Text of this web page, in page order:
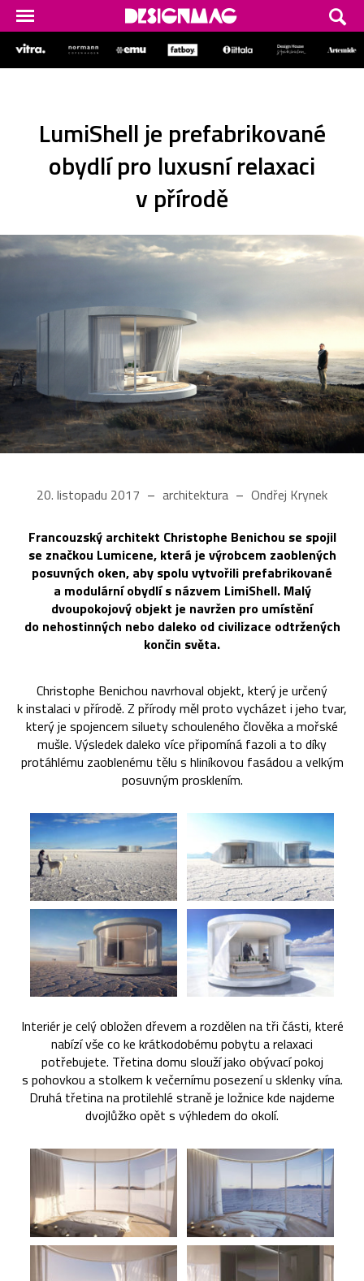
LumiShell je prefabrikované
obydlí pro luxusní relaxaci
v přírodě
20. listopadu 2017 architektura Ondřej Krynek
Francouzský architekt Christophe Benichou se spojil
se značkou Lumicene, která je výrobcem zaoblených
posuvných oken, aby spolu vytvořili prefabrikované
a modulární obydlí s názvem LimiShell. Malý
dvoupokojový objekt je navržen pro umístění
do nehostinných nebo daleko od civilizace odtržených
končin světa.
Christophe Benichou navrhoval objekt, který je určený
k instalaci v přírodě. Z přírody měl proto vycházet i jeho tvar,
který je spojencem siluety schouleného člověka a mořské
mušle. Výsledek daleko více připomíná fazoli a to díky
protáhlému zaoblenému tělu s hliníkovou fasádou a velkým
posuvným prosklením.
Interiér je celý obložen dřevem a rozdělen na tři části, které
nabízí vše co ke krátkodobému pobytu a relaxaci
potřebujete. Třetina domu slouží jako obývací pokoj
s pohovkou a stolkem k večernímu posezení u sklenky vína.
Druhá třetina na protilehlé straně je ložnice kde najdeme
dvojlůžko opět s výhledem do okolí.